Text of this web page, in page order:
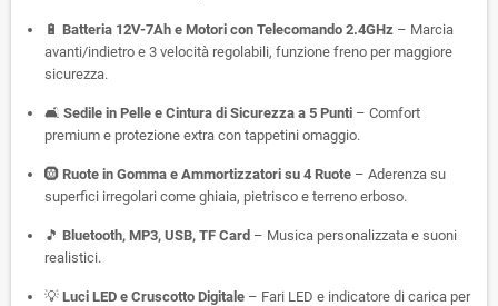
🔋 Batteria 12V-7Ah e Motori con Telecomando 2.4GHz – Marcia
avanti/indietro e 3 velocità regolabili, funzione freno per maggiore
sicurezza.
🛋️ Sedile in Pelle e Cintura di Sicurezza a 5 Punti – Comfort
premium e protezione extra con tappetini omaggio.
🛞 Ruote in Gomma e Ammortizzatori su 4 Ruote – Aderenza su
superfici irregolari come ghiaia, pietrisco e terreno erboso.
🎵 Bluetooth, MP3, USB, TF Card – Musica personalizzata e suoni
realistici.
💡 Luci LED e Cruscotto Digitale – Fari LED e indicatore di carica per